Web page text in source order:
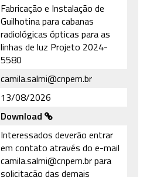
Fabricação e Instalação de
Guilhotina para cabanas
radiológicas ópticas para as
linhas de luz Projeto 2024-
5580
camila.salmi@cnpem.br
13/08/2026
Download
Interessados deverão entrar
em contato através do e-mail
camila.salmi@cnpem.br para
solicitação das demais